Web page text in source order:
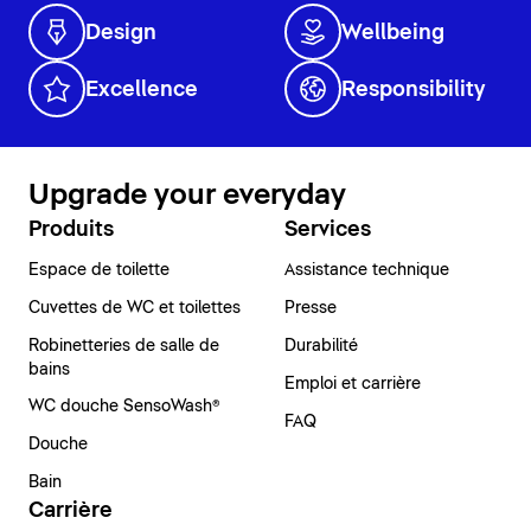
Design Wellbeing
Excellence Responsibility
Upgrade your everyday
Produits
Espace de toilette
Cuvettes de WC et toilettes
Robinetteries de salle de
bains
WC douche SensoWash®
Douche
Bain
Services
Assistance technique
Presse
Durabilité
Emploi et carrière
FAQ
Carrière